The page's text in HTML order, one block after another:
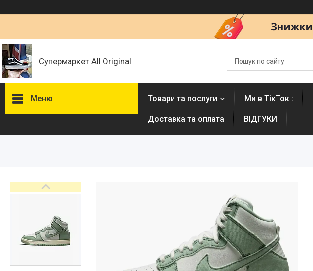
Супермаркет All Original
Меню Товари та послуги Ми в ТікТок :
Доставка та оплата ВІДГУКИ